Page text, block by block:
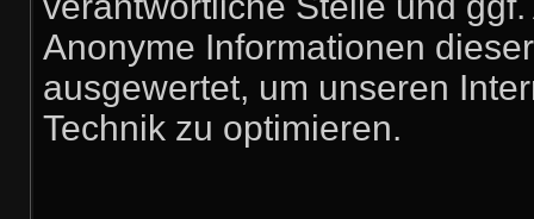
Anonyme Informationen
ausgewertet, um unseren
Technik zu optimieren.